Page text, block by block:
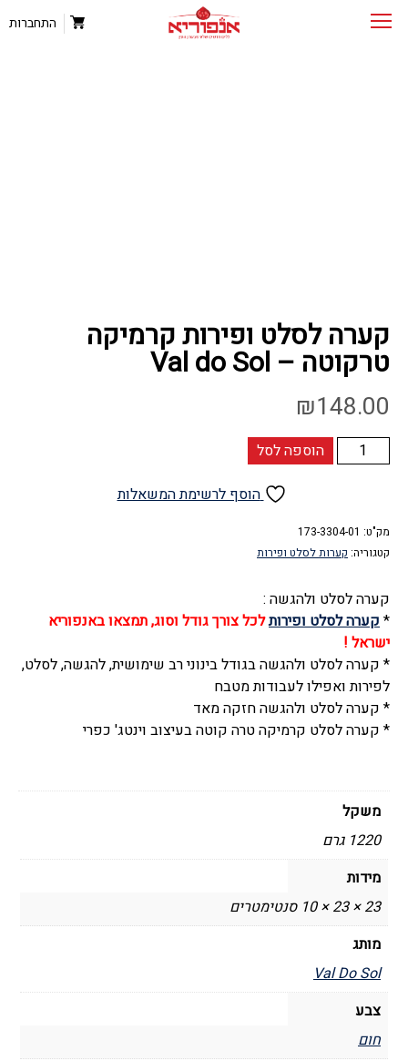
התחברות
קערה לסלט ופירות קרמיקה
טרקוטה – Val do Sol
₪148.00
כמות
של
ופירות
קרמיקה
-
Val
do
Sol
הוספה לסל
הוסף לרשימת המשאלות
מק"ט: 173-3304-01
קטגוריה: קערות לסלט ופירות
קערה לסלט ולהגשה :
*קערה לסלט ופירותלכל צורך גודל וסוג, תמצאו באנפוריא
ישראל !
* קערה לסלט ולהגשה בגודל בינוני רב שימושית, להגשה, לסלט,
לפירות ואפילו לעבודות מטבח
* קערה לסלט ולהגשה חזקה מאד
* קערה לסלט קרמיקה טרה קוטה בעיצוב וינטג' כפרי
משקל
1220 גרם
מידות
23 × 23 × 10 סנטימטרים
מותג
Val Do Sol
צבע
חום